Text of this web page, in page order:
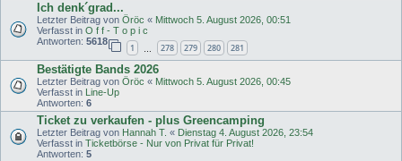
Ich denk´grad...
Letzter Beitrag von Öröc « Mittwoch 5. August 2026, 00:51
Verfasst in O f f - T o p i c
Antworten: 5618
1 278 279 280 281
Bestätigte Bands 2026
Letzter Beitrag von Öröc « Mittwoch 5. August 2026, 00:45
Verfasst in Line-Up
Antworten: 6
Ticket zu verkaufen - plus Greencamping
Letzter Beitrag von Hannah T. « Dienstag 4. August 2026, 23:54
Verfasst in Ticketbörse - Nur von Privat für Privat!
Antworten: 5